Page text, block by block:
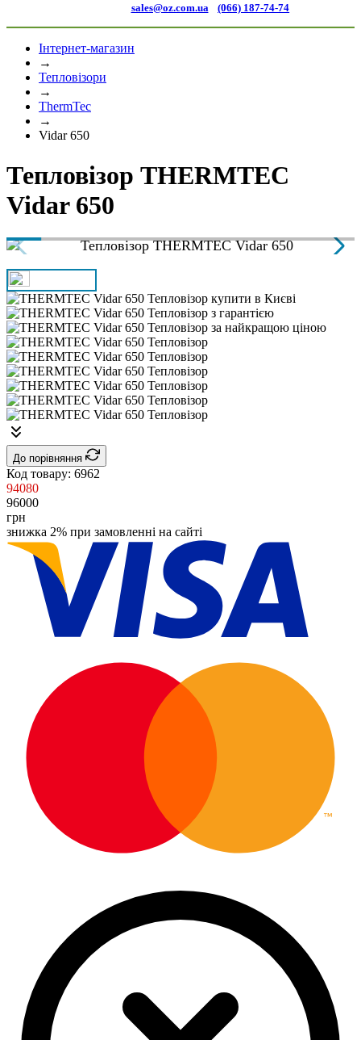
sales@oz.com.ua
(066) 187-74-74
Інтернет-магазин
→
Тепловізори
→
ThermTec
→
Vidar 650
Тепловізор THERMTEC
Vidar 650
До порівняння
Код товару: 6962
94080
96000
грн
знижка 2% при замовленні на сайті